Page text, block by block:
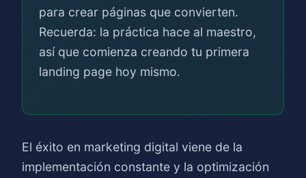
para crear páginas que convierten.
Recuerda: la práctica hace al maestro,
así que comienza creando tu primera
landing page hoy mismo.
El éxito en marketing digital viene de la
implementación constante y la optimización